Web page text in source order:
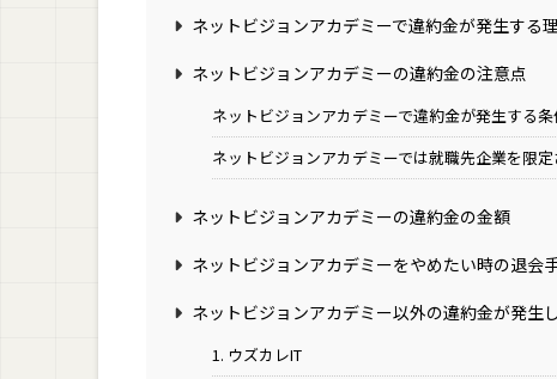
ネットビジョンアカデミーで違約金が発生する
ネットビジョンアカデミーの違約金の注意点
ネットビジョンアカデミーで違約金が発生する
ネットビジョンアカデミーでは就職先企業を限定
ネットビジョンアカデミーの違約金の金額
ネットビジョンアカデミーをやめたい時の退会
ネットビジョンアカデミー以外の違約金が発生
1. ウズカレIT